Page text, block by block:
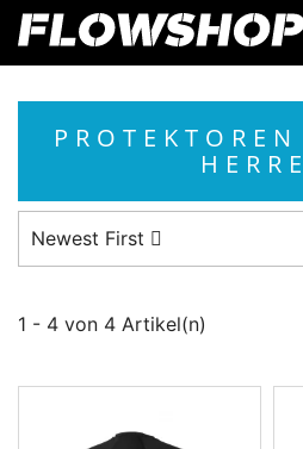
Newest First
1 - 4 von 4 Artikel(n)